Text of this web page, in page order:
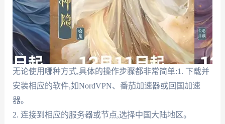
无论使用哪种方式,具体的操作步骤都非常简单:1. 下载并
安装相应的软件,如NordVPN、番茄加速器或回国加速
器。
2. 连接到相应的服务器或节点,选择中国大陆地区。